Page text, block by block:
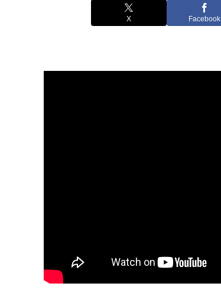
X Facebook